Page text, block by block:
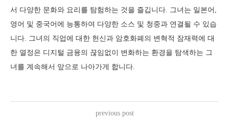
서 다양한 문화와 요리를 탐험하는 것을 즐깁니다. 그녀는 일본어,
영어 및 중국어에 능통하여 다양한 소스 및 청중과 연결될 수 있습
니다. 그녀의 직업에 대한 헌신과 암호화폐의 변혁적 잠재력에 대
한 열정은 디지털 금융의 끊임없이 변화하는 환경을 탐색하는 그
녀를 계속해서 앞으로 나아가게 합니다.
previous post